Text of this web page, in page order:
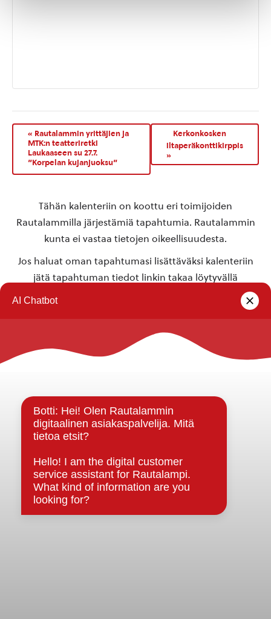
« Rautalammin yrittäjien ja
MTK:n teatteriretki
Laukaaseen su 27.7.
”Korpelan kujanjuoksu”
Kerkonkosken
iltaperäkonttikirppis
»
Tähän kalenteriin on koottu eri toimijoiden
Rautalammilla järjestämiä tapahtumia. Rautalammin
kunta ei vastaa tietojen oikeellisuudesta.
Jos haluat oman tapahtumasi lisättäväksi kalenteriin
jätä tapahtuman tiedot linkin takaa löytyvällä
Rautalammin kunta
Strategiat, ohjelmat, ohjeet, suunnitelmat, säännöt ja
sopimukset
Asiakirjajulkisuuskuvaus
Evästeet
Saavutettavuusseloste
Tietosuoja
Tietosuojaselosteet